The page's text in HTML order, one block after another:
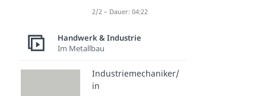
2/2 – Dauer: 04:22
Handwerk & Industrie
Im Metallbau
Industriemechaniker/
in